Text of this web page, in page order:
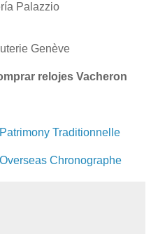
Palazzio
Genève
relojes Vacheron
Traditionnelle
Chronographe